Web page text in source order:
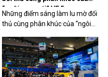
“ngôi sao mới” VF 5
Những điểm sáng làm lu mờ đối
thủ cùng phân khúc của “ngôi